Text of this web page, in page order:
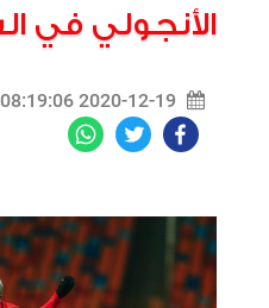
الأنجولي في
2020-12-19 08:19:06
Facebook
Twitter